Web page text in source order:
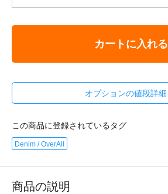
カートに入れる
オプションの値段詳細
この商品に登録されているタグ
Denim / OverAll
商品の説明